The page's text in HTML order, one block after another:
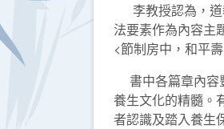
李教授認為，道
法要素作為內容主
<節制房中，和平
書中各篇章內容
養生文化的精髓。
者認識及踏入養生